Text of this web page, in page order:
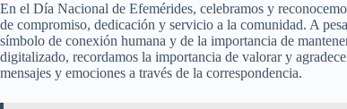
En el Día Nacional de Efemérides, celebramos y
de compromiso, dedicación y servicio a la comunidad. A
símbolo de conexión humana y de la importancia de
digitalizado, recordamos la importancia de valorar y
mensajes y emociones a través de la correspondencia.